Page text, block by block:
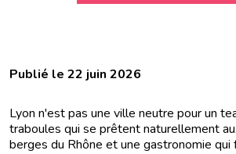
Publié le 22 juin 2026
Lyon n'est pas une ville neutre pour un
traboules qui se prêtent naturellement
berges du Rhône et une gastronomie